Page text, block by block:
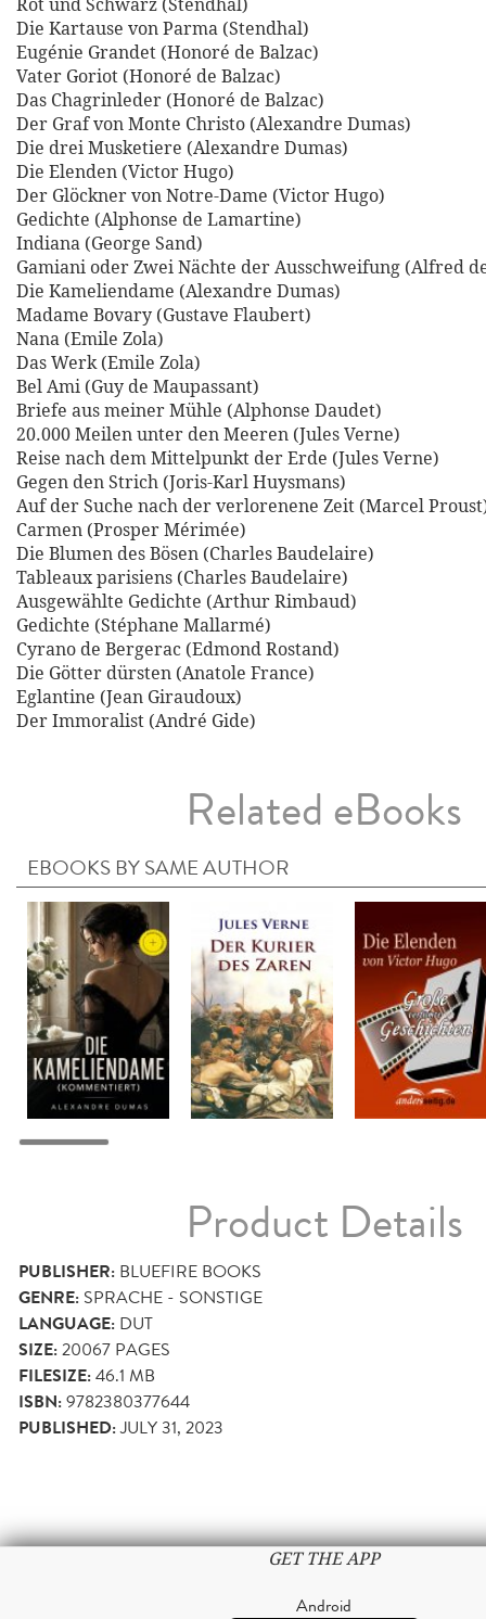
Rot und Schwarz (Stendhal)
Die Kartause von Parma (Stendhal)
Eugénie Grandet (Honoré de Balzac)
Vater Goriot (Honoré de Balzac)
Das Chagrinleder (Honoré de Balzac)
Der Graf von Monte Christo (Alexandre Dumas)
Die drei Musketiere (Alexandre Dumas)
Die Elenden (Victor Hugo)
Der Glöckner von Notre-Dame (Victor Hugo)
Gedichte (Alphonse de Lamartine)
Indiana (George Sand)
Gamiani oder Zwei Nächte der Ausschweifung (Alfred
Die Kameliendame (Alexandre Dumas)
Madame Bovary (Gustave Flaubert)
Nana (Emile Zola)
Das Werk (Emile Zola)
Bel Ami (Guy de Maupassant)
Briefe aus meiner Mühle (Alphonse Daudet)
20.000 Meilen unter den Meeren (Jules Verne)
Reise nach dem Mittelpunkt der Erde (Jules Verne)
Gegen den Strich (Joris-Karl Huysmans)
Auf der Suche nach der verlorenene Zeit (Marcel
Carmen (Prosper Mérimée)
Die Blumen des Bösen (Charles Baudelaire)
Tableaux parisiens (Charles Baudelaire)
Ausgewählte Gedichte (Arthur Rimbaud)
Gedichte (Stéphane Mallarmé)
Cyrano de Bergerac (Edmond Rostand)
Die Götter dürsten (Anatole France)
Eglantine (Jean Giraudoux)
Der Immoralist (André Gide)
Related eBooks
EBOOKS BY SAME AUTHOR
Product Details
PUBLISHER: BLUEFIRE BOOKS
GENRE: SPRACHE - SONSTIGE
LANGUAGE: DUT
SIZE:20067 PAGES
FILESIZE:46.1 MB
ISBN:9782380377644
PUBLISHED:JULY 31, 2023
GET THE APP
Android